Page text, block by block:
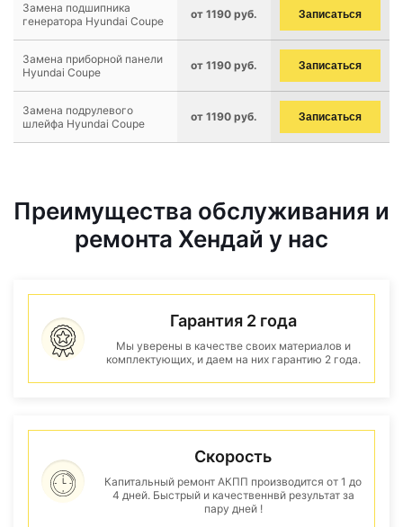
Замена подшипника
генератора Hyundai Coupe
от 1190 руб. Записаться
Замена приборной панели
Hyundai Coupe
от 1190 руб. Записаться
Замена подрулевого
шлейфа Hyundai Coupe
от 1190 руб. Записаться
Преимущества обслуживания и
ремонта Хендай у нас
Гарантия 2 года
Мы уверены в качестве своих материалов и
комплектующих, и даем на них гарантию 2 года.
Скорость
Капитальный ремонт АКПП производится от 1 до
4 дней. Быстрый и качественнвй результат за
пару дней !